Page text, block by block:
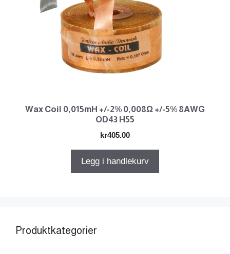
Wax Coil 0,015mH +/-2% 0,008Ω +/-5% 8AWG
OD43 H55
kr405.00
Legg i handlekurv
Produktkategorier